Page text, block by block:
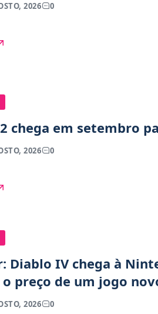
2026 0
chega em setembro
2026 0
Diablo IV chega à
preço de um jogo
2026 0